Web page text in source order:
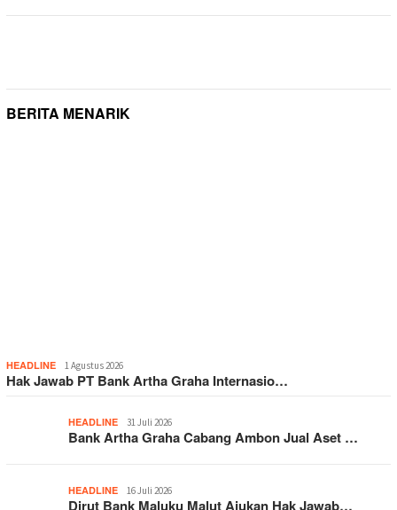
BERITA MENARIK
HEADLINE 1 Agustus 2026
Hak Jawab PT Bank Artha Graha Internasio…
HEADLINE 31 Juli 2026
Bank Artha Graha Cabang Ambon Jual Aset …
HEADLINE 16 Juli 2026
Dirut Bank Maluku Malut Ajukan Hak Jawab…